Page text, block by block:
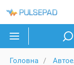
Головна